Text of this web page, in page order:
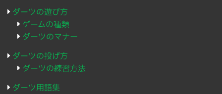
ダーツの遊び方
ゲームの種類
ダーツのマナー
ダーツの投げ方
ダーツの練習方法
ダーツ用語集